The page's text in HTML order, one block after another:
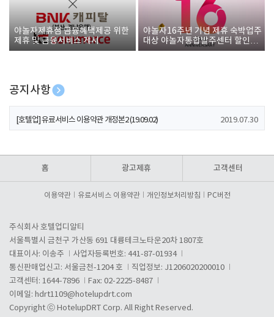
야놀자제휴점 금융혜택제공 위한
제휴 및 금융서비스 게시
야놀자16주년 기념 제휴 숙박업주
대상 야놀자통합발주센터 할인쿠
폰 증정
공지사항
[호텔업] 개인정보 처리방침 개정본1 (19.09.02)
[호텔업] 유료서비스 이용약관 개정본2 (19.09.02) 2019.07.30
홈 광고제휴 고객센터
이용약관 유료서비스 이용약관 개인정보처리방침 PC버전
주식회사 호텔업디알티
서울특별시 금천구 가산동 691 대륭테크노타운20차 1807호
대표이사: 이송주
사업자등록번호: 441-87-01934
통신판매업신고: 서울금천-1204 호
직업정보: J1206020200010
고객센터: 1644-7896
Fax: 02-2225-8487
이메일: hdrt1109@hotelupdrt.com
Copyright ⓒ HotelupDRT Corp. All Right Reserved.